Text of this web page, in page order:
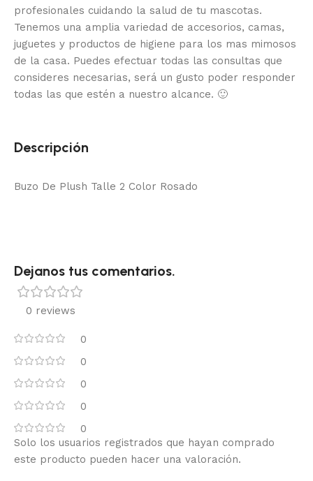
profesionales cuidando la salud de tu mascotas.
Tenemos una amplia variedad de accesorios, camas,
juguetes y productos de higiene para los mas mimosos
de la casa. Puedes efectuar todas las consultas que
consideres necesarias, será un gusto poder responder
todas las que estén a nuestro alcance. 🙂
Descripción
Buzo De Plush Talle 2 Color Rosado
Dejanos tus comentarios.
0 reviews
0
0
0
0
0
Solo los usuarios registrados que hayan comprado
este producto pueden hacer una valoración.